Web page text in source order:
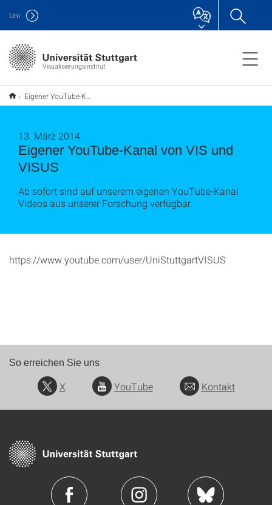
Visualisierungsinstitut
Uni
Eigener YouTube-Kanal von VIS und VISUS
Eigener YouTube-Kanal von VIS und
VISUS
13. März 2014
Ab sofort sind auf unserem eigenen YouTube-Kanal
Videos aus unserer Forschung verfügbar.
https://www.youtube.com/user/UniStuttgartVISUS
So erreichen Sie uns
X YouTube Kontakt